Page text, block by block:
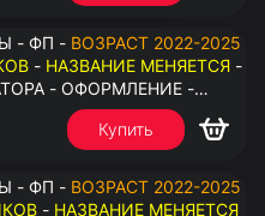
- ФП - ВОЗРАСТ 2022-2025
- НАЗВАНИЕ МЕНЯЕТСЯ -
- ОФОРМЛЕНИЕ -
- ПОД ВСЕ ГЕО
Купить
- ФП - ВОЗРАСТ 2022-2025
- НАЗВАНИЕ МЕНЯЕТСЯ